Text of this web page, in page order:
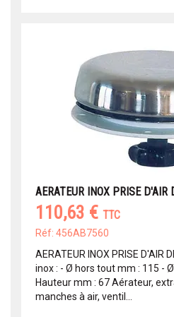
AERATEUR INOX PRISE D'AIR
110,63 € TTC
Réf: 456AB7560
AERATEUR INOX PRISE D'AIR
inox : - Ø hors tout mm : 115 -
Hauteur mm : 67 Aérateur,
manches à air, ventil...